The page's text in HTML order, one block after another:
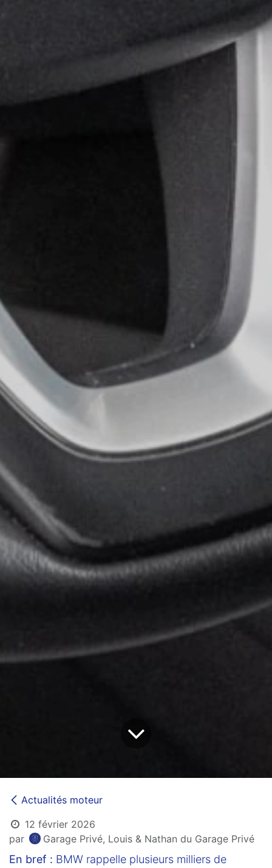
Actualités moteur
12 février 2026
par
Garage Privé, Louis & Nathan du Garage Privé
En bref : BMW rappelle plusieurs milliers de